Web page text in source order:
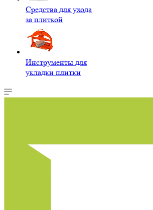
Средства для ухода
за плиткой
Инструменты для
укладки плитки